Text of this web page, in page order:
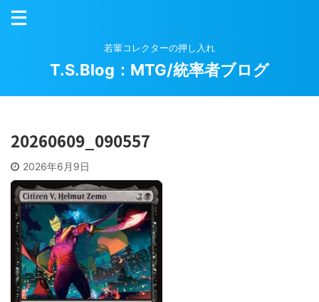
若輩コレクターの押し入れ
T.S.Blog：MTG/統率者ブログ
20260609_090557
2026年6月9日